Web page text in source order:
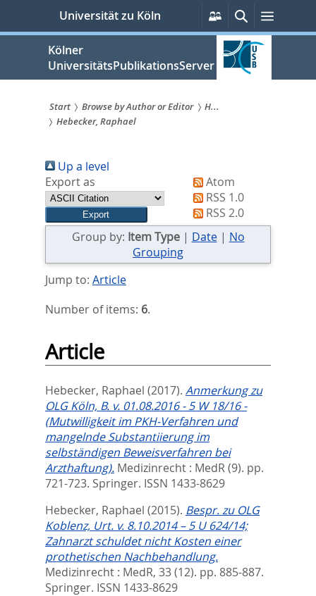
springen
Universität zu Köln
Persönliche
Services
SucheMenü
Kölner
UniversitätsPublikationsServer
Sie
sind
hier:
Start Browse by Author or Editor
H...
Hebecker, Raphael
Up a level
Export as
Atom
RSS 1.0
RSS 2.0
Group by: Item Type| Date| No
Grouping
Jump to: Article
Number of items: 6.
Article
Hebecker, Raphael (2017). Anmerkung zu
OLG Köln, B. v. 01.08.2016 - 5 W 18/16 -
(Mutwilligkeit im PKH-Verfahren und
mangelnde Substantiierung im
selbständigen Beweisverfahren bei
Arzthaftung). Medizinrecht : MedR (9). pp.
721-723. Springer. ISSN 1433-8629
Hebecker, Raphael (2015). Bespr. zu OLG
Koblenz, Urt. v. 8.10.2014 – 5 U 624/14;
Zahnarzt schuldet nicht Kosten einer
prothetischen Nachbehandlung.
Medizinrecht : MedR, 33 (12). pp. 885-887.
Springer. ISSN 1433-8629